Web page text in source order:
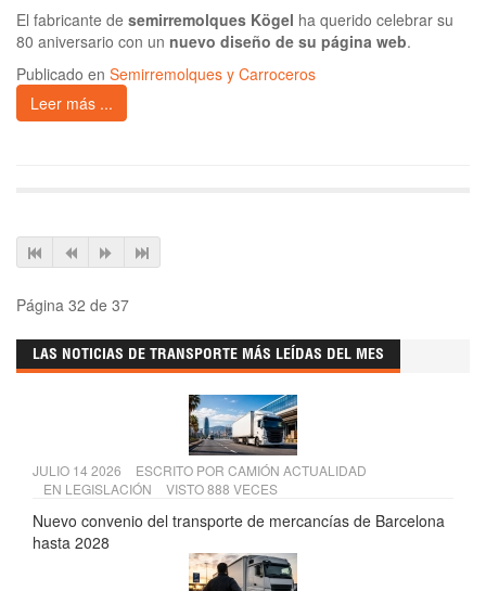
El fabricante de semirremolques Kögel ha querido celebrar su
80 aniversario con un nuevo diseño de su página web.
Publicado en Semirremolques y Carroceros
Leer más ...
Página 32 de 37
LAS NOTICIAS DE TRANSPORTE MÁS LEÍDAS DEL MES
JULIO 14 2026 ESCRITO POR CAMIÓN ACTUALIDAD
EN LEGISLACIÓN VISTO 888 VECES
Nuevo convenio del transporte de mercancías de Barcelona
hasta 2028